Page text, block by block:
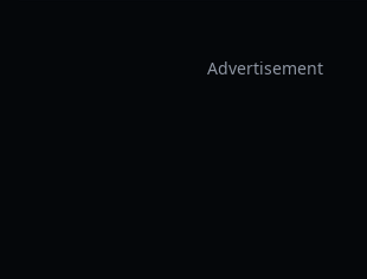
Advertisement